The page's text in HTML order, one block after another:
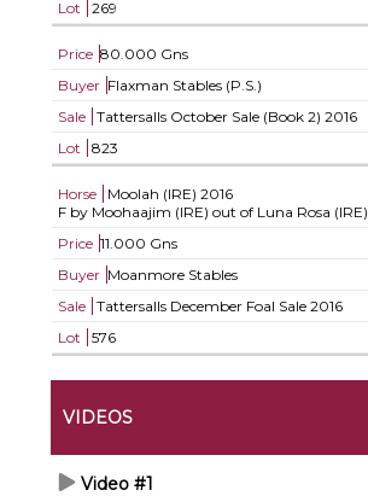
Lot
269
Price 80.000 Gns
Buyer Flaxman Stables (P.S.)
Sale
Tattersalls October Sale (Book 2) 2016
Lot
823
Horse Moolah (IRE) 2016
F by Moohaajim (IRE) out of Luna Rosa (IRE)
Price 11.000 Gns
Buyer Moanmore Stables
Sale
Tattersalls December Foal Sale 2016
Lot
576
VIDEOS
Video #1